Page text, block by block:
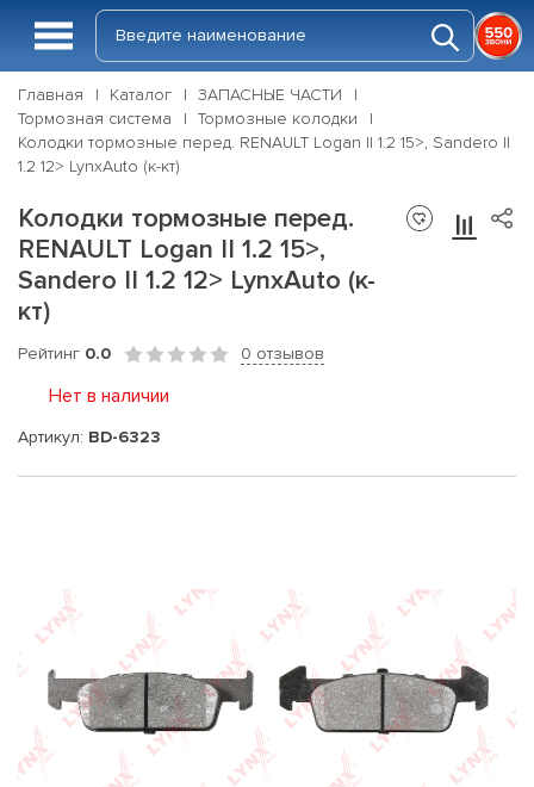
Главная Каталог
ЗАПАСНЫЕ ЧАСТИ
Тормозная система
Тормозные колодки
Колодки тормозные перед. RENAULT Logan II 1.2 15>, Sandero II
1.2 12> LynxAuto (к-кт)
Колодки тормозные перед.
RENAULT Logan II 1.2 15>,
Sandero II 1.2 12> LynxAuto (к-
кт)
Рейтинг 0.0 0 отзывов
Нет в наличии
Артикул: BD-6323